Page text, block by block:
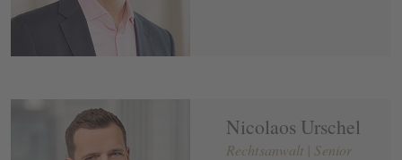
Nicolaos Urschel
Rechtsanwalt | Senior